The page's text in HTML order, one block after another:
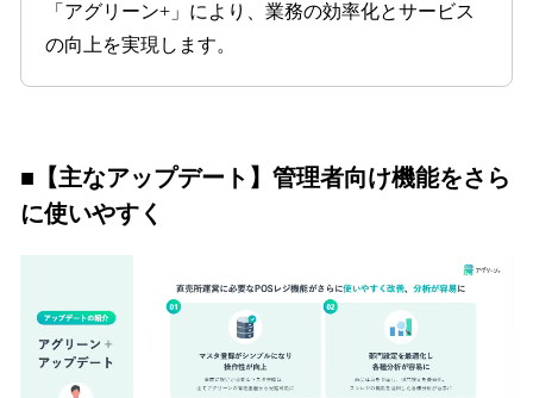
「アグリーン+」により、業務の効率化とサービス
の向上を実現します。
■【主なアップデート】管理者向け機能をさら
に使いやすく